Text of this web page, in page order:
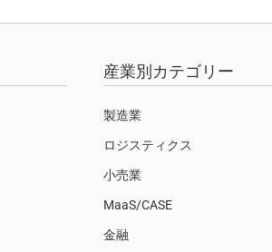
産業別カテゴリー
製造業
ロジスティクス
小売業
MaaS/CASE
金融